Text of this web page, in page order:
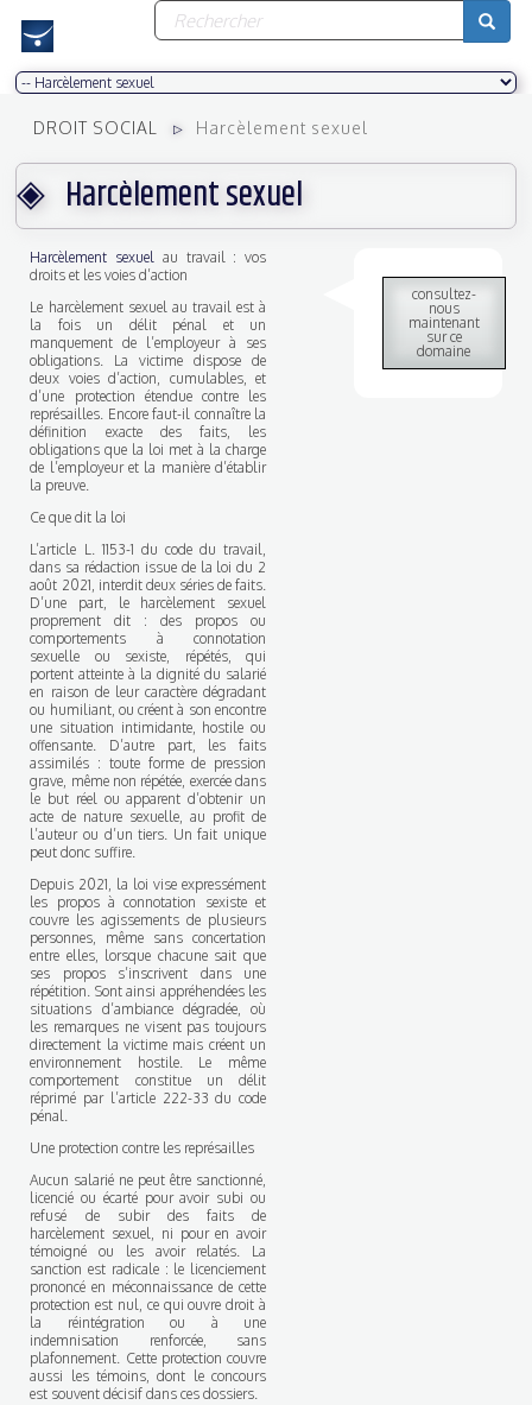
contenu
Formulaire
de
Rechercher
DROIT SOCIAL Harcèlement sexuel
Harcèlement sexuel
Harcèlement sexuel au travail : vos
droits et les voies d’action
Le harcèlement sexuel au travail est à
la fois un délit pénal et un
manquement de l’employeur à ses
obligations. La victime dispose de
deux voies d’action, cumulables, et
d’une protection étendue contre les
représailles. Encore faut-il connaître la
définition exacte des faits, les
obligations que la loi met à la charge
de l’employeur et la manière d’établir
la preuve.
Ce que dit la loi
L’article L. 1153-1 du code du travail,
dans sa rédaction issue de la loi du 2
août 2021, interdit deux séries de faits.
D’une part, le harcèlement sexuel
proprement dit : des propos ou
comportements à connotation
sexuelle ou sexiste, répétés, qui
portent atteinte à la dignité du salarié
en raison de leur caractère dégradant
ou humiliant, ou créent à son encontre
une situation intimidante, hostile ou
offensante. D’autre part, les faits
assimilés : toute forme de pression
grave, même non répétée, exercée dans
le but réel ou apparent d’obtenir un
acte de nature sexuelle, au profit de
l’auteur ou d’un tiers. Un fait unique
peut donc suffire.
Depuis 2021, la loi vise expressément
les propos à connotation sexiste et
couvre les agissements de plusieurs
personnes, même sans concertation
entre elles, lorsque chacune sait que
ses propos s’inscrivent dans une
répétition. Sont ainsi appréhendées les
situations d’ambiance dégradée, où
les remarques ne visent pas toujours
directement la victime mais créent un
environnement hostile. Le même
comportement constitue un délit
réprimé par l’article 222-33 du code
pénal.
Une protection contre les représailles
Aucun salarié ne peut être sanctionné,
licencié ou écarté pour avoir subi ou
refusé de subir des faits de
harcèlement sexuel, ni pour en avoir
témoigné ou les avoir relatés. La
sanction est radicale : le licenciement
prononcé en méconnaissance de cette
protection est nul, ce qui ouvre droit à
la réintégration ou à une
indemnisation renforcée, sans
plafonnement. Cette protection couvre
aussi les témoins, dont le concours
est souvent décisif dans ces dossiers.
consultez-
nous
maintenant
sur ce
domaine